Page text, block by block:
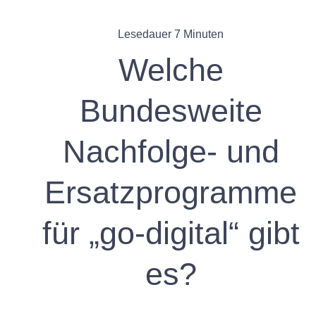
Lesedauer 7 Minuten
Welche
Bundesweite
Nachfolge- und
Ersatzprogramme
für „go-digital“ gibt
es?